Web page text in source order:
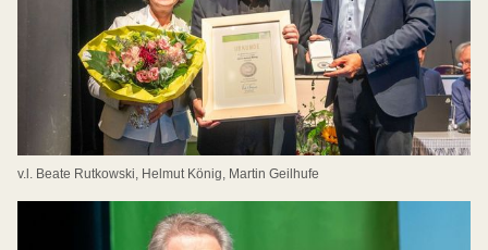
v.l. Beate Rutkowski, Helmut König, Martin Geilhufe